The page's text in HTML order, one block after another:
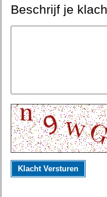
Beschrijf je
Klacht Versturen